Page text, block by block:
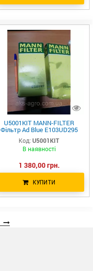
U5001KIT MANN-FILTER
Фільтр Ad Blue E103UD295
2014774 UF101 1457436033
7421574991 SD70380
V837079423 4736424
Код: U5001KIT
В наявності
1 380,00 грн.
КУПИТИ